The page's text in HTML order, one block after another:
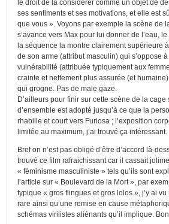
le droit de la considérer comme un objet de
ses sentiments et ses motivations, et elle est
que vous ». Voyons par exemple la scène de
s’avance vers Max pour lui donner de l’eau,
la séquence la montre clairement supérieure
de son arme (attribut masculin) qui s’oppose
vulnérabilité (attribuée typiquement aux
crainte et nettement plus assurée (et
qui grogne. Pas de male gaze.
D’ailleurs pour finir sur cette scène de la
d’ensemble est adopté jusqu’à ce que la
rhabille et court vers Furiosa ; l’exposition
limitée au maximum, j’ai trouvé ça intéressant.
Bref on n’est pas obligé d’être d’accord là-
trouvé ce film rafraichissant car il cassait
« féminisme masculiniste » tels qu’ils sont
l’article sur « Boulevard de la Mort », par
typique « gros flingues et gros lolos », j’y ai
rare ainsi qu’une remise en cause
schémas virilistes aliénants qu’il implique.